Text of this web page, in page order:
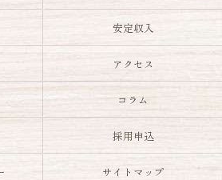
安定収入
アクセス
コラム
採用申込
サイトマップ